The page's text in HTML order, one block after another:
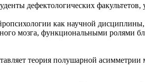
дефектологических факультетов,
как научной
мозга, функциональными ролями
теория полушарной